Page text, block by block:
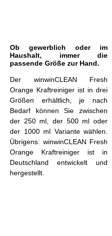
Ob gewerblich oder im
Haushalt, immer die
passende Größe zur Hand.
Der winwinCLEAN Fresh
Orange Kraftreiniger ist in drei
Größen erhältlich, je nach
Bedarf können Sie zwischen
der 250 ml, der 500 ml oder
der 1000 ml Variante wählen.
Übrigens: winwinCLEAN Fresh
Orange Kraftreiniger ist in
Deutschland entwickelt und
hergestellt.